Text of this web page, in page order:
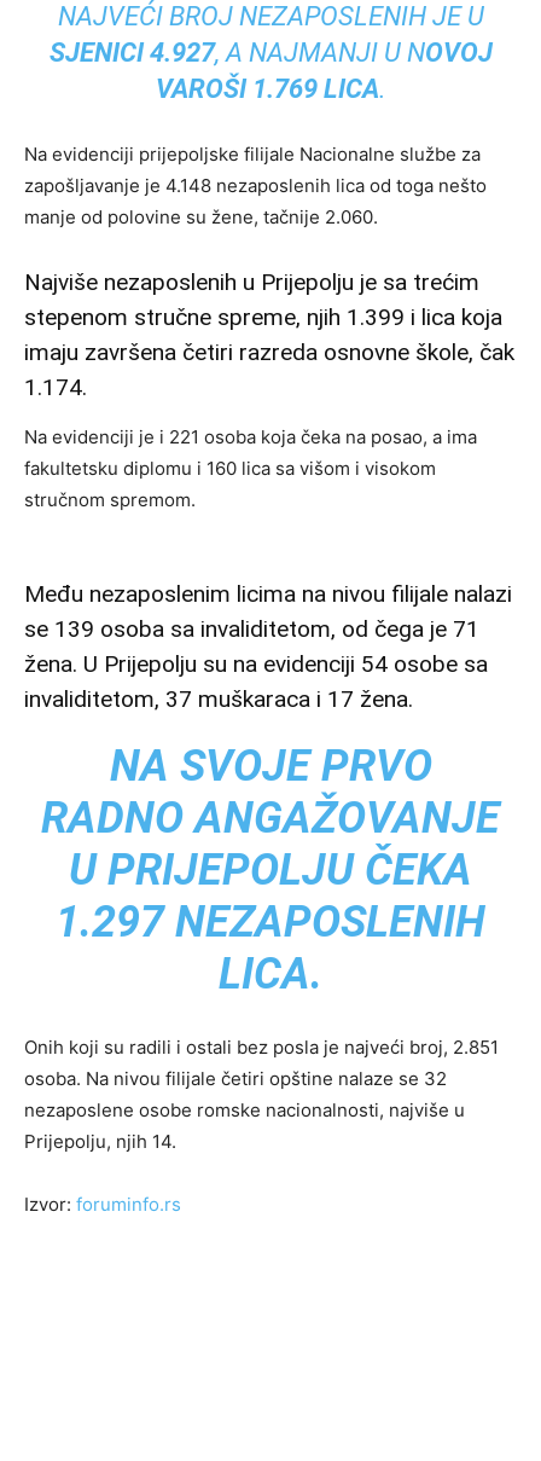
NAJVEĆI BROJ NEZAPOSLENIH JE U
SJENICI 4.927, A NAJMANJI U NOVOJ
VAROŠI 1.769 LICA.
Na evidenciji prijepoljske filijale Nacionalne službe za
zapošljavanje je 4.148 nezaposlenih lica od toga nešto
manje od polovine su žene, tačnije 2.060.
Najviše nezaposlenih u Prijepolju je sa trećim
stepenom stručne spreme, njih 1.399 i lica koja
imaju završena četiri razreda osnovne škole, čak
1.174.
Na evidenciji je i 221 osoba koja čeka na posao, a ima
fakultetsku diplomu i 160 lica sa višom i visokom
stručnom spremom.
Među nezaposlenim licima na nivou filijale nalazi
se 139 osoba sa invaliditetom, od čega je 71
žena. U Prijepolju su na evidenciji 54 osobe sa
invaliditetom, 37 muškaraca i 17 žena.
NA SVOJE PRVO
RADNO ANGAŽOVANJE
U PRIJEPOLJU ČEKA
1.297 NEZAPOSLENIH
LICA.
Onih koji su radili i ostali bez posla je najveći broj, 2.851
osoba. Na nivou filijale četiri opštine nalaze se 32
nezaposlene osobe romske nacionalnosti, najviše u
Prijepolju, njih 14.
Izvor: foruminfo.rs